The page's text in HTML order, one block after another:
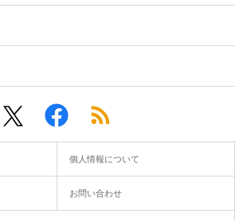
個人情報について
お問い合わせ